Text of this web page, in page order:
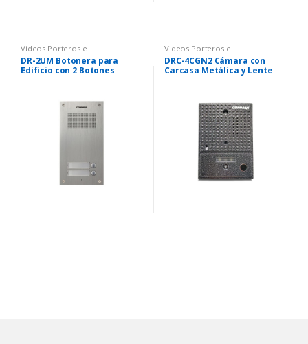
Videos Porteros e
Intercomunicadores
DR-2UM Botonera para
Edificio con 2 Botones
Videos Porteros e
Intercomunicadores
DRC-4CGN2 Cámara con
Carcasa Metálica y Lente